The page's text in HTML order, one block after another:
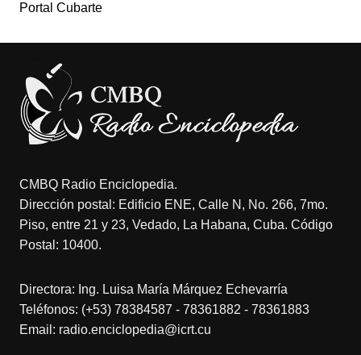
Portal Cubarte
CMBQ Radio Enciclopedia.
Dirección postal: Edificio ENE, Calle N, No. 266, 7mo.
Piso, entre 21 y 23, Vedado, La Habana, Cuba. Código
Postal: 10400.
Directora: Ing. Luisa María Márquez Echevarría
Teléfonos: (+53) 78384587 - 78361882 - 78361883
Email: radio.enciclopedia@icrt.cu